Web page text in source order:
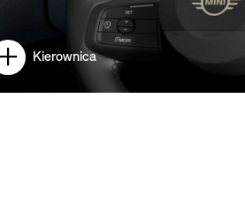
Kierownica